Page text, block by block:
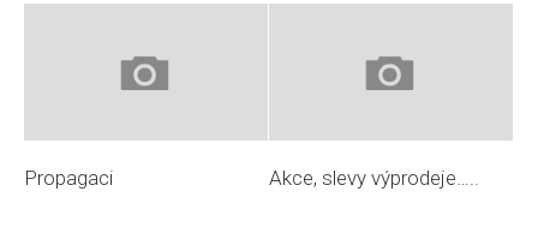
Propagaci Akce, slevy výprodeje…..